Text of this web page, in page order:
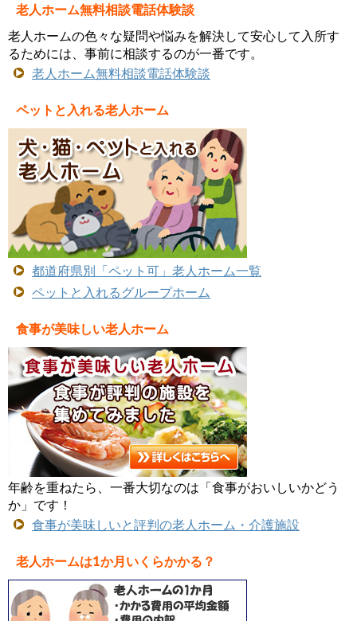
老人ホーム無料相談電話体験談
老人ホームの色々な疑問や悩みを解決して安心して入所す
るためには、事前に相談するのが一番です。
老人ホーム無料相談電話体験談
ペットと入れる老人ホーム
都道府県別「ペット可」老人ホーム一覧
ペットと入れるグループホーム
食事が美味しい老人ホーム
年齢を重ねたら、一番大切なのは「食事がおいしいかどう
か」です！
食事が美味しいと評判の老人ホーム・介護施設
老人ホームは1か月いくらかかる？